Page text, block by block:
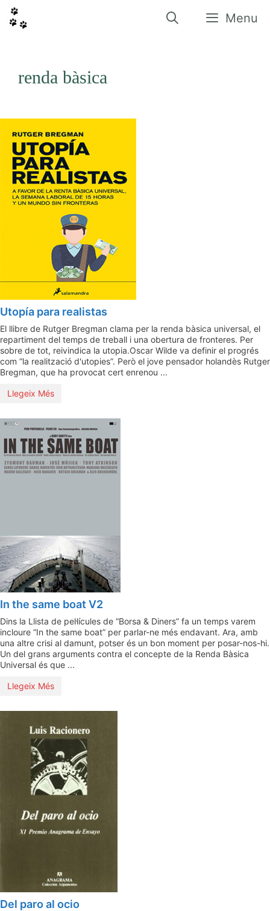
contingut
Menu
renda bàsica
Utopía para realistas
El llibre de Rutger Bregman clama per la renda bàsica universal, el
repartiment del temps de treball i una obertura de fronteres. Per
sobre de tot, reivindica la utopia.Oscar Wilde va definir el progrés
com “la realització d'utopies”. Però el jove pensador holandès Rutger
Bregman, que ha provocat cert enrenou ...
Llegeix Més
In the same boat V2
Dins la Llista de pel·lícules de “Borsa & Diners” fa un temps varem
incloure “In the same boat” per parlar-ne més endavant. Ara, amb
una altre crisi al damunt, potser és un bon moment per posar-nos-hi.
Un del grans arguments contra el concepte de la Renda Bàsica
Universal és que ...
Llegeix Més
Del paro al ocio